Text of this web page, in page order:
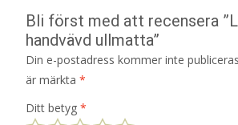
Bli först med att recensera
handvävd ullmatta”
Din e-postadress kommer inte
är märkta *
Ditt betyg *